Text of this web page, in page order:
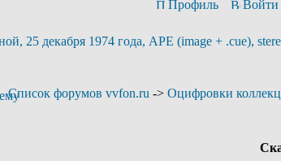
Профиль
Войти
25 декабря 1974 года, APE (image + .cue),
Список форумов vvfon.ru -> Оцифровки